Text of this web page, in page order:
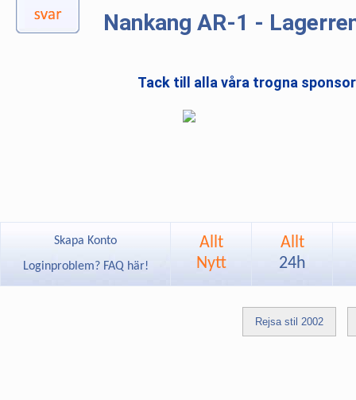
Nankang AR-1 -
Tack till alla våra trogna
Skapa Konto
Loginproblem? FAQ här!
Allt
Nytt
Allt
24h
Rejsa stil 2002